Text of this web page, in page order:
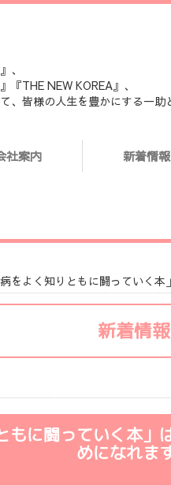
、
THE NEW KOREA』、
皆様の人生を豊かにする一助
社案内 新着情報
をよく知りともに闘っていく本
新着情報
もに闘っていく本」
めになれま